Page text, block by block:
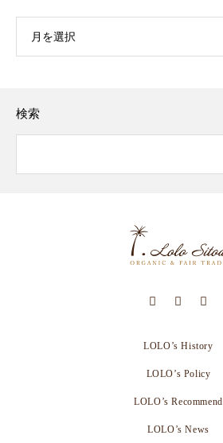
月を選択
検索
LOLO’s History
LOLO’s Policy
LOLO’s Recommend
LOLO’s News